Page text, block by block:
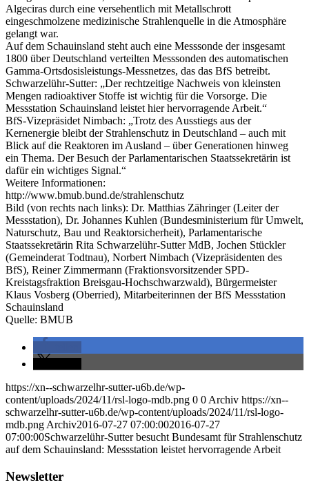
Algeciras durch eine versehentlich mit Metallschrott
eingeschmolzene medizinische Strahlenquelle in die Atmosphäre
gelangt war.
Auf dem Schauinsland steht auch eine Messsonde der insgesamt
1800 über Deutschland verteilten Messsonden des automatischen
Gamma-Ortsdosisleistungs-Messnetzes, das das BfS betreibt.
Schwarzelühr-Sutter: „Der rechtzeitige Nachweis von kleinsten
Mengen radioaktiver Stoffe ist wichtig für die Vorsorge. Die
Messstation Schauinsland leistet hier hervorragende Arbeit.“
BfS-Vizepräsidet Nimbach: „Trotz des Ausstiegs aus der
Kernenergie bleibt der Strahlenschutz in Deutschland – auch mit
Blick auf die Reaktoren im Ausland – über Generationen hinweg
ein Thema. Der Besuch der Parlamentarischen Staatssekretärin ist
dafür ein wichtiges Signal.“
Weitere Informationen:
http://www.bmub.bund.de/strahlenschutz
Bild (von rechts nach links): Dr. Matthias Zähringer (Leiter der
Messstation), Dr. Johannes Kuhlen (Bundesministerium für Umwelt,
Naturschutz, Bau und Reaktorsicherheit), Parlamentarische
Staatssekretärin Rita Schwarzelühr-Sutter MdB, Jochen Stückler
(Gemeinderat Todtnau), Norbert Nimbach (Vizepräsidenten des
BfS), Reiner Zimmermann (Fraktionsvorsitzender SPD-
Kreistagsfraktion Breisgau-Hochschwarzwald), Bürgermeister
Klaus Vosberg (Oberried), Mitarbeiterinnen der BfS Messstation
Schauinsland
Quelle: BMUB
https://xn--schwarzelhr-sutter-u6b.de/wp-
content/uploads/2024/11/rsl-logo-mdb.png 0 0 Archiv https://xn--
schwarzelhr-sutter-u6b.de/wp-content/uploads/2024/11/rsl-logo-
mdb.png Archiv2016-07-27 07:00:002016-07-27
07:00:00Schwarzelühr-Sutter besucht Bundesamt für Strahlenschutz
auf dem Schauinsland: Messstation leistet hervorragende Arbeit
Newsletter